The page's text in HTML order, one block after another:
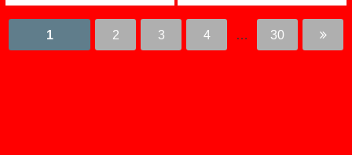
1 2 3 4 30